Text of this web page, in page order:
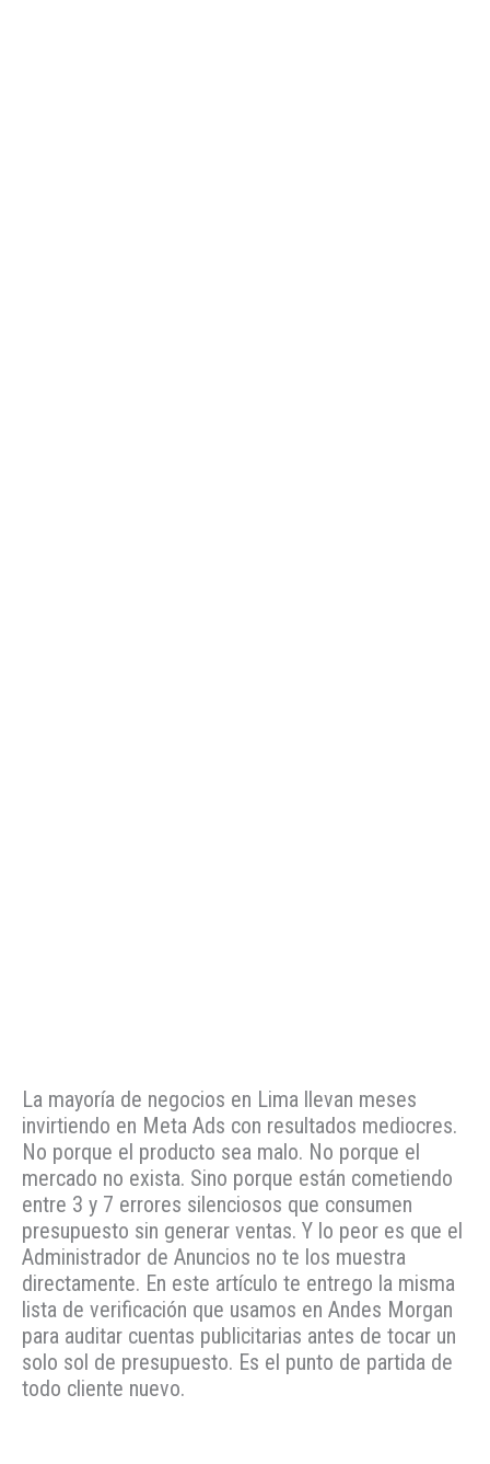
La mayoría de negocios en Lima llevan meses
invirtiendo en Meta Ads con resultados mediocres.
No porque el producto sea malo. No porque el
mercado no exista. Sino porque están cometiendo
entre 3 y 7 errores silenciosos que consumen
presupuesto sin generar ventas. Y lo peor es que el
Administrador de Anuncios no te los muestra
directamente. En este artículo te entrego la misma
lista de verificación que usamos en Andes Morgan
para auditar cuentas publicitarias antes de tocar un
solo sol de presupuesto. Es el punto de partida de
todo cliente nuevo.